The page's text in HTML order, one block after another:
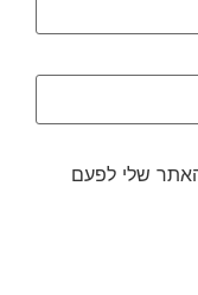
שלי לפעם